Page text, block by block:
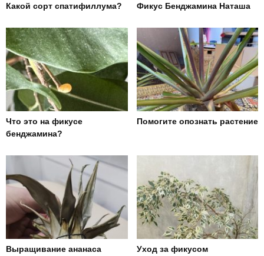
Какой сорт спатифиллума? Фикус Бенджамина Наташа
Что это на фикусе
бенджамина?
Помогите опознать растение
Выращивание ананаса Уход за фикусом